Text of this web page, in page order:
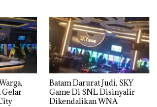
Gelar
Batam Darurat Judi, SKY
Game Di SNL Disinyalir
Dikendalikan WNA